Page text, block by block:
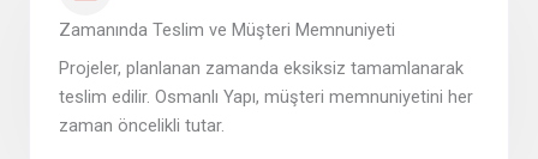
Zamanında Teslim ve Müşteri Memnuniyeti
Projeler, planlanan zamanda eksiksiz tamamlanarak
teslim edilir. Osmanlı Yapı, müşteri memnuniyetini her
zaman öncelikli tutar.